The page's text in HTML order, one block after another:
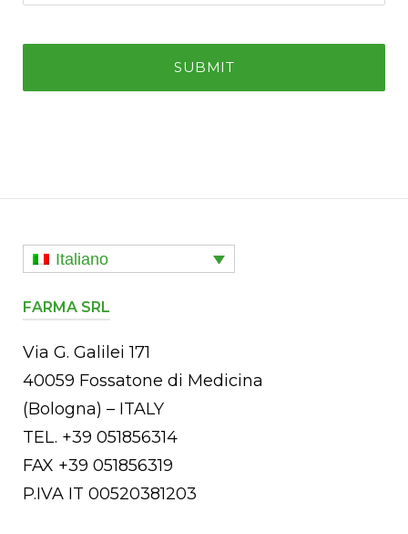
Italiano
FARMA SRL
Via G. Galilei 171
40059 Fossatone di Medicina
(Bologna) – ITALY
TEL. +39 051856314
FAX +39 051856319
P.IVA IT 00520381203